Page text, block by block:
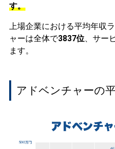
す。
上場企業における平均年収
ャーは全体で3837位、サー
ます。
アドベンチャーの